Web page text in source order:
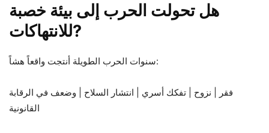
هل تحولت الحرب إلى بيئة خصبة
للانتهاكات?
سنوات الحرب الطويلة أنتجت واقعاً هشاً:
فقر | نزوح | تفكك أسري | انتشار السلاح | وضعف في الرقابة
القانونية